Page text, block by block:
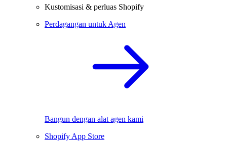
Kustomisasi & perluas Shopify
Perdagangan untuk Agen
Bangun dengan alat agen kami
Shopify App Store